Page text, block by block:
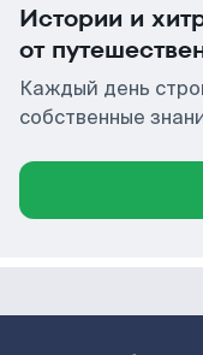
Истории и
от
Каждый день
собственные